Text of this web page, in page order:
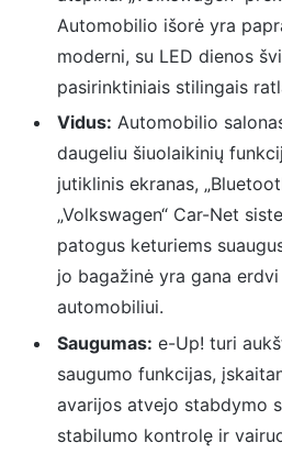
Automobilio išorė yra
moderni, su LED dienos
pasirinktiniais stilingais
Vidus: Automobilio
daugeliu šiuolaikinių
jutiklinis ekranas,
„Volkswagen“ Car-Net
patogus keturiems
jo bagažinė yra gana
automobiliui.
Saugumas: e-Up! turi
saugumo funkcijas,
avarijos atvejo stabdymo
stabilumo kontrolę ir